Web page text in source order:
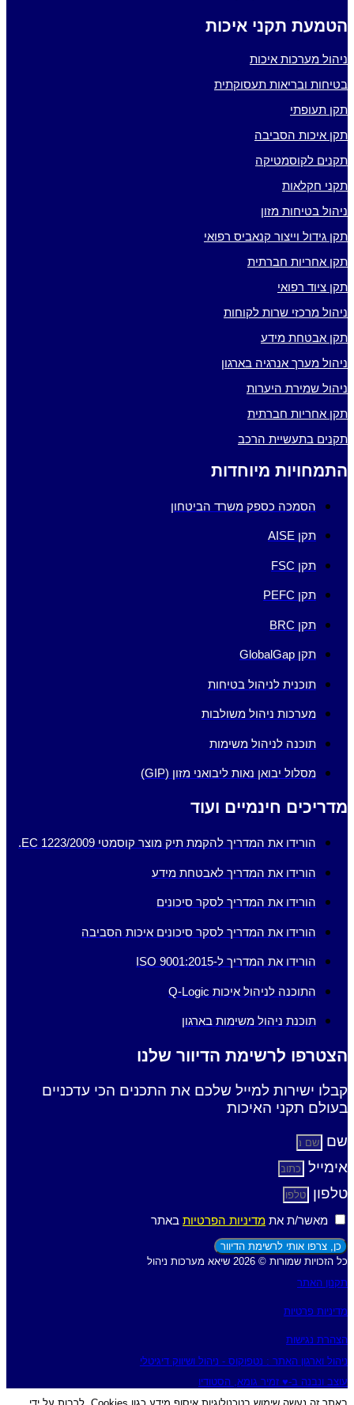
הטמעת תקני איכות
ניהול מערכות איכות
בטיחות ובריאות תעסוקתית
תקן תעופתי
תקן איכות הסביבה
תקנים לקוסמטיקה
תקני חקלאות
ניהול בטיחות מזון
תקן גידול וייצור קנאביס רפואי
תקן אחריות חברתית
תקן ציוד רפואי
ניהול מרכזי שרות לקוחות
תקן אבטחת מידע
ניהול מערך אנרגיה בארגון
ניהול שמירת היערות
תקן אחריות חברתית
תקנים בתעשיית הרכב
התמחויות מיוחדות
הסמכה כספק משרד הביטחון
תקן AISE
תקן FSC
תקן PEFC
תקן BRC
תקן GlobalGap
תוכנית לניהול בטיחות
מערכות ניהול משולבות
תוכנה לניהול משימות
מסלול יבואן נאות ליבואני מזון (GIP)
מדריכים חינמיים ועוד
הורידו את המדריך להקמת תיק מוצר קוסמטי EC 1223/2009.
הורידו את המדריך לאבטחת מידע
הורידו את המדריך לסקר סיכונים
הורידו את המדריך לסקר סיכונים איכות הסביבה
הורידו את המדריך ל-ISO 9001:2015
התוכנה לניהול איכות Q-Logic
תוכנת ניהול משימות בארגון
הצטרפו לרשימת הדיוור שלנו
קבלו ישירות למייל שלכם את התכנים הכי עדכניים
בעולם תקני האיכות
שם
אימייל
טלפון
מאשר/ת את מדיניות הפרטיות באתר
כן, צרפו אותי לרשימת הדיוור
כל הזכויות שמורות © 2026 שיאא מערכות ניהול
תקנון האתר
מדיניות פרטיות
הצהרת נגישות
ניהול וארגון האתר : נטפוקוס - ניהול ושיווק דיגיטלי
עוצב ונבנה ב-♥︎ זמיר גומא, הסטודיו